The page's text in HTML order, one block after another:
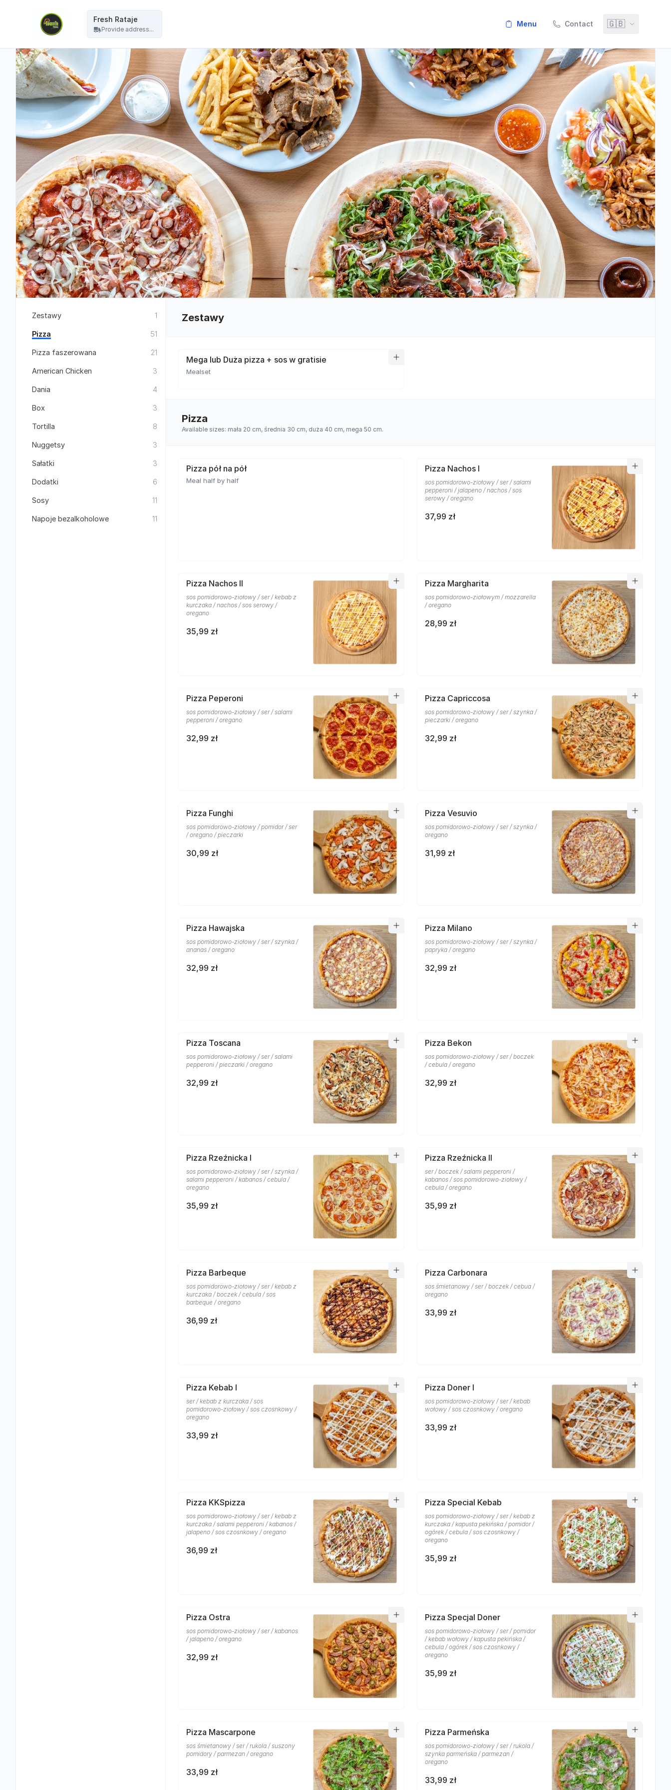
Fresh Rataje
Provide address...
menu Contact 🇬🇧
Zestawy 1
Pizza 51
Pizza faszerowana 21
American Chicken 3
Dania 4
Box 3
Tortilla 8
Nuggetsy 3
Sałatki 3
Dodatki 6
Sosy 11
Napoje bezalkoholowe 11
Zestawy
Mega lub Duża pizza + sos w gratisie
Mealset
Pizza
Available sizes: mała 20 cm, średnia 30 cm, duża 40 cm, mega 50 cm.
Pizza pół na pół
Meal half by half
Pizza Nachos I
sos pomidorowo-ziołowy / ser / salami
pepperoni / jalapeno / nachos / sos
serowy / oregano
37,99 zł
Pizza Nachos II
sos pomidorowo-ziołowy / ser / kebab z
kurczaka / nachos / sos serowy /
oregano
35,99 zł
Pizza Margharita
sos pomidorowo-ziołowym / mozzarella
/ oregano
28,99 zł
Pizza Peperoni
sos pomidorowo-ziołowy / ser / salami
pepperoni / oregano
32,99 zł
Pizza Capriccosa
sos pomidorowo-ziołowy / ser / szynka /
pieczarki / oregano
32,99 zł
Pizza Funghi
sos pomidorowo-ziołowy / pomidor / ser
/ oregano / pieczarki
30,99 zł
Pizza Vesuvio
sos pomidorowo-ziołowy / ser / szynka /
oregano
31,99 zł
Pizza Hawajska
sos pomidorowo-ziołowy / ser / szynka /
ananas / oregano
32,99 zł
Pizza Milano
sos pomidorowo-ziołowy / ser / szynka /
papryka / oregano
32,99 zł
Pizza Toscana
sos pomidorowo-ziołowy / ser / salami
pepperoni / pieczarki / oregano
32,99 zł
Pizza Bekon
sos pomidorowo-ziołowy / ser / boczek
/ cebula / oregano
32,99 zł
Pizza Rzeźnicka I
sos pomidorowo-ziołowy / ser / szynka /
salami pepperoni / kabanos / cebula /
oregano
35,99 zł
Pizza Rzeźnicka II
ser / boczek / salami pepperoni /
kabanos / sos pomidorowo-ziołowy /
cebula / oregano
35,99 zł
Pizza Barbeque
sos pomidorowo-ziołowy / ser / kebab z
kurczaka / boczek / cebula / sos
barbeque / oregano
36,99 zł
Pizza Carbonara
sos śmietanowy / ser / boczek / cebua /
oregano
33,99 zł
Pizza Kebab I
ser / kebab z kurczaka / sos
pomidorowo-ziołowy / sos czosnkowy /
oregano
33,99 zł
Pizza Doner I
sos pomidorowo-ziołowy / ser / kebab
wołowy / sos czosnkowy / oregano
33,99 zł
Pizza KKSpizza
sos pomidorowo-ziołowy / ser / kebab z
kurczaka / salami pepperoni / kabanos /
jalapeno / sos czosnkowy / oregano
36,99 zł
Pizza Special Kebab
sos pomidorowo-ziołowy / ser / kebab z
kurczaka / kapusta pekińska / pomidor /
ogórek / cebula / sos czosnkowy /
oregano
35,99 zł
Pizza Ostra
sos pomidorowo-ziołowy / ser / kabanos
/ jalapeno / oregano
32,99 zł
Pizza Specjal Doner
sos pomidorowo-ziołowy / ser / pomidor
/ kebab wołowy / kapusta pekińska /
cebula / ogórek / sos czosnkowy /
oregano
35,99 zł
Pizza Mascarpone
sos śmietanowy / ser / rukola / suszony
pomidory / parmezan / oregano
33,99 zł
Pizza Parmeńska
sos pomidorowo-ziołowy / ser / rukola /
szynka parmeńska / parmezan /
oregano
33,99 zł